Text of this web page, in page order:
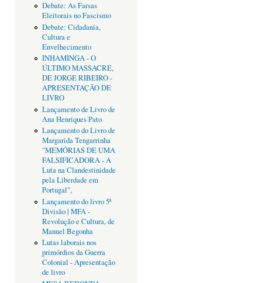
Debate: As Farsas
Eleitorais no Fascismo
Debate: Cidadania,
Cultura e
Envelhecimento
INHAMINGA - O
ÚLTIMO MASSACRE,
DE JORGE RIBEIRO -
APRESENTAÇÃO DE
LIVRO
Lançamento de Livro de
Ana Henriques Pato
Lançamento do Livro de
Margarida Tengarrinha
"MEMÓRIAS DE UMA
FALSIFICADORA - A
Luta na Clandestinidade
pela Liberdade em
Portugal",
Lançamento do livro 5ª
Divisão | MFA -
Revolução e Cultura, de
Manuel Begonha
Lutas laborais nos
primórdios da Guerra
Colonial - Apresentação
de livro